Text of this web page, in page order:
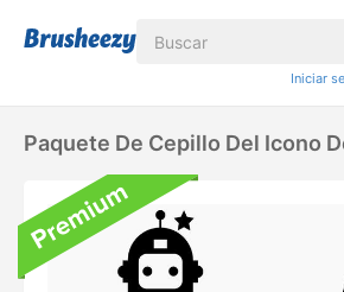
Iniciar
Paquete De Cepillo Del Icono